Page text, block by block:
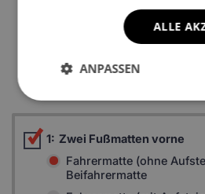
Autofußboden unterscheiden.
1: Zwei Fußmatten vorne
Fahrermatte (ohne
Beifahrermatte
ALLE
ANPASSEN